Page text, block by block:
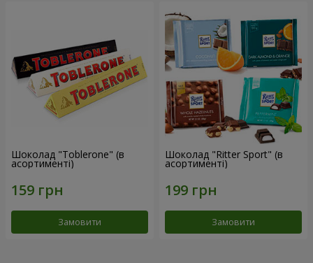
Шоколад "Toblerone" (в
асортименті)
Замовити
Шоколад "Ritter Sport" (в
асортименті)
Замовити